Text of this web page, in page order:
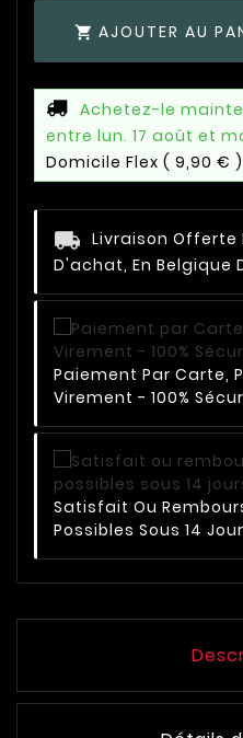
 AJOUTER AU
Achetez-le
entre lun. 17 août et
Domicile Flex ( 9,90 € )
Livraison Offerte
D'achat, En Belgique
Paiement Par Carte,
Virement - 100%
Satisfait Ou
Possibles Sous 14